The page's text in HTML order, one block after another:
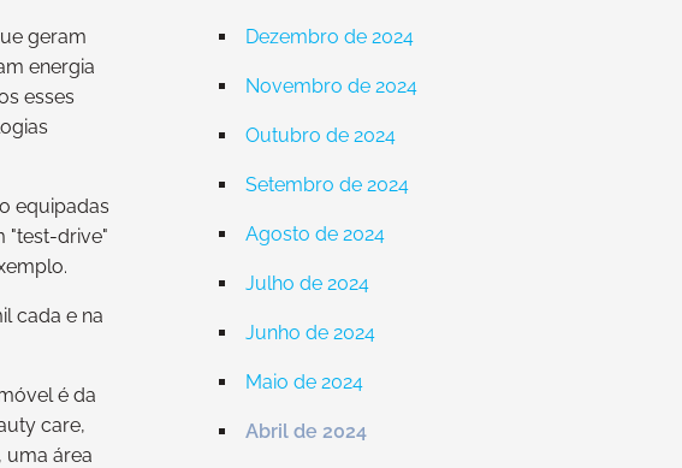
geram
energia
esses
equipadas
"test-drive"
cada e na
é da
care,
uma área
Dezembro de 2024
Novembro de 2024
Outubro de 2024
Setembro de 2024
Agosto de 2024
Julho de 2024
Junho de 2024
Maio de 2024
Abril de 2024